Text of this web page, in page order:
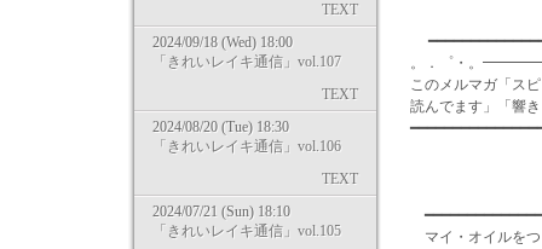
TEXT
2024/09/18 (Wed) 18:00
「きれいレイキ通信」vol.107
TEXT
2024/08/20 (Tue) 18:30
「きれいレイキ通信」vol.106
TEXT
2024/07/21 (Sun) 18:10
「きれいレイキ通信」vol.105
。．゜・。
このメルマガ「ス
読んでます」「響
マイ・オイ